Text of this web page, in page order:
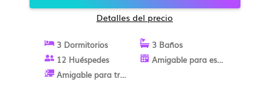
Detalles del precio
3 Dormitorios
3 Baños
12 Huéspedes
Amigable para estancias largas
Amigable para trabajo